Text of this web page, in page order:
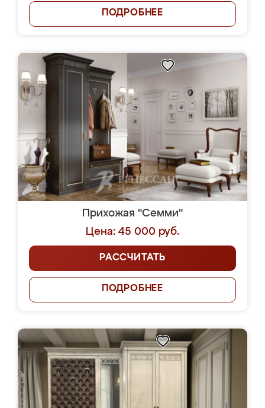
ПОДРОБНЕЕ
Прихожая "Семми"
Цена: 45 000 руб.
РАССЧИТАТЬ
ПОДРОБНЕЕ